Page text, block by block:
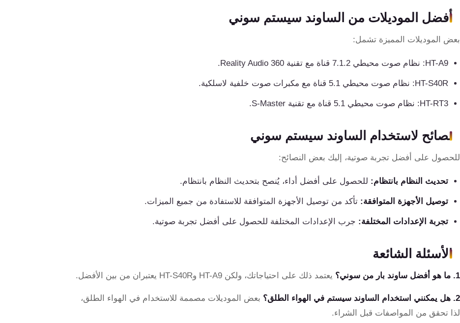
أفضل الموديلات من الساوند سيستم سوني
بعض الموديلات المميزة تشمل:
HT-A9: نظام صوت محيطي 7.1.2 قناة مع تقنية 360 Reality Audio.
HT-S40R: نظام صوت محيطي 5.1 قناة مع مكبرات صوت خلفية لاسلكية.
HT-RT3: نظام صوت محيطي 5.1 قناة مع تقنية S-Master.
نصائح لاستخدام الساوند سيستم سوني
للحصول على أفضل تجربة صوتية، إليك بعض النصائح:
تحديث النظام بانتظام: للحصول على أفضل أداء، يُنصح بتحديث النظام بانتظام.
توصيل الأجهزة المتوافقة: تأكد من توصيل الأجهزة المتوافقة للاستفادة من جميع الميزات.
تجربة الإعدادات المختلفة: جرب الإعدادات المختلفة للحصول على أفضل تجربة صوتية.
الأسئلة الشائعة
1. ما هو أفضل ساوند بار من سوني؟ يعتمد ذلك على احتياجاتك، ولكن HT-A9 وHT-S40R يعتبران من بين الأفضل.
2. هل يمكنني استخدام الساوند سيستم في الهواء الطلق؟
بعض الموديلات مصممة للاستخدام في الهواء الطلق،
لذا تحقق من المواصفات قبل الشراء.